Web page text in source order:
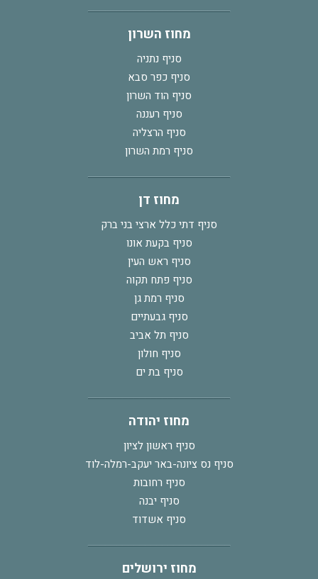
מחוז השרון
סניף נתניה
סניף כפר סבא
סניף הוד השרון
סניף רעננה
סניף הרצליה
סניף רמת השרון
מחוז דן
סניף דתי כלל ארצי בני ברק
סניף בקעת אונו
סניף ראש העין
סניף פתח תקוה
סניף רמת גן
סניף גבעתיים
סניף תל אביב
סניף חולון
סניף בת ים
מחוז יהודה
סניף ראשון לציון
סניף נס ציונה-באר יעקב-רמלה-לוד
סניף רחובות
סניף יבנה
סניף אשדוד
מחוז ירושלים